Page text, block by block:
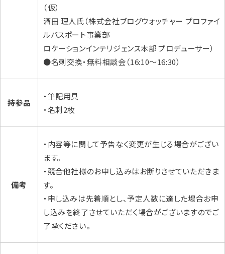
（仮）
酒田 理人氏（株式会社ブログウォッチャー プロファイ
ルパスポート事業部
ロケーションインテリジェンス本部 プロデューサー）
●名刺交換・無料相談会（16:10～16:30）
持参品
・筆記用具
・名刺2枚
備考
・内容等に関して予告なく変更が生じる場合がござい
ます。
・競合他社様のお申し込みはお断りさせていただきま
す。
・申し込みは先着順とし、予定人数に達した場合お申
し込みを終了させていただく場合がございますのでご
了承ください。